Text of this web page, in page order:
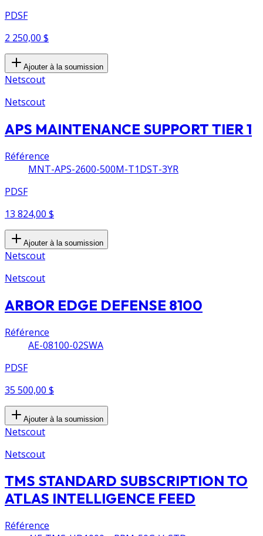
PDSF
2 250,00 $
Ajouter à la soumission
Netscout
Netscout
APS MAINTENANCE SUPPORT TIER 1
Référence
MNT-APS-2600-500M-T1DST-3YR
PDSF
13 824,00 $
Ajouter à la soumission
Netscout
Netscout
ARBOR EDGE DEFENSE 8100
Référence
AE-08100-02SWA
PDSF
35 500,00 $
Ajouter à la soumission
Netscout
Netscout
TMS STANDARD SUBSCRIPTION TO
ATLAS INTELLIGENCE FEED
Référence